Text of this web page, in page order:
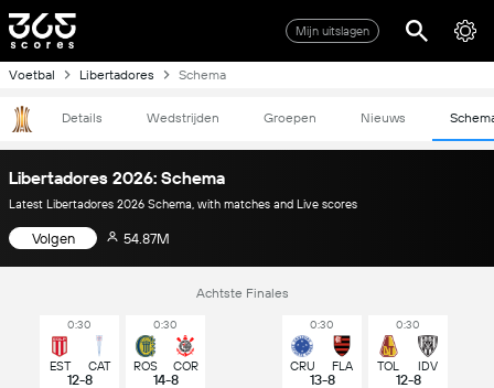
Mijn uitslagen
Voetbal Libertadores Schema
Details Wedstrijden Groepen Nieuws
Libertadores 2026: Schema
Latest Libertadores 2026 Schema, with matches and Live scores
Volgen 54.87M
Achtste Finales
0:30
EST CAT
12-8
0:30
ROS COR
14-8
0:30
CRU FLA
13-8
0:30
TOL IDV
12-8